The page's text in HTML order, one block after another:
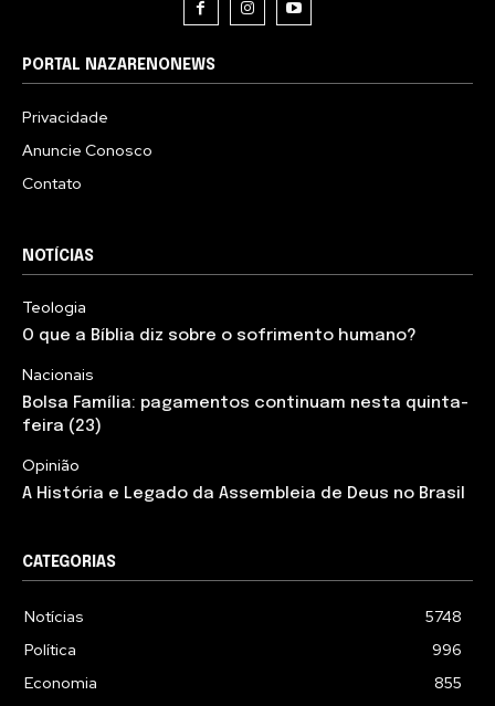
PORTAL NAZARENONEWS
Privacidade
Anuncie Conosco
Contato
NOTÍCIAS
Teologia
O que a Bíblia diz sobre o sofrimento humano?
Nacionais
Bolsa Família: pagamentos continuam nesta quinta-
feira (23)
Opinião
A História e Legado da Assembleia de Deus no Brasil
CATEGORIAS
Notícias
5748
Política
996
Economia
855